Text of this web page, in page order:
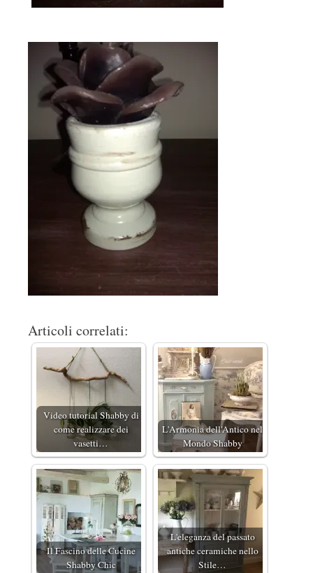
Articoli correlati:
Video tutorial Shabby di
come realizzare dei
vasetti…
L'Armonia dell'Antico nel
Mondo Shabby
Il Fascino delle Cucine
Shabby Chic
L'eleganza del passato
antiche ceramiche nello
Stile…